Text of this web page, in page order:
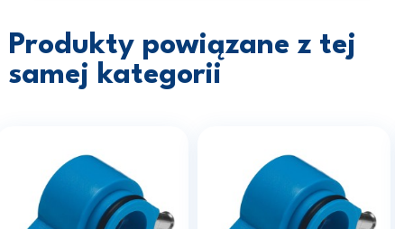
Produkty powiązane z tej
samej kategorii